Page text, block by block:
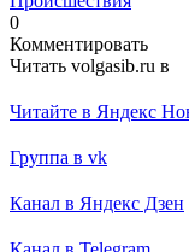
0
Комментировать
Читать volgasib.ru в
Читайте в Яндекс
Группа в vk
Канал в Яндекс Дзен